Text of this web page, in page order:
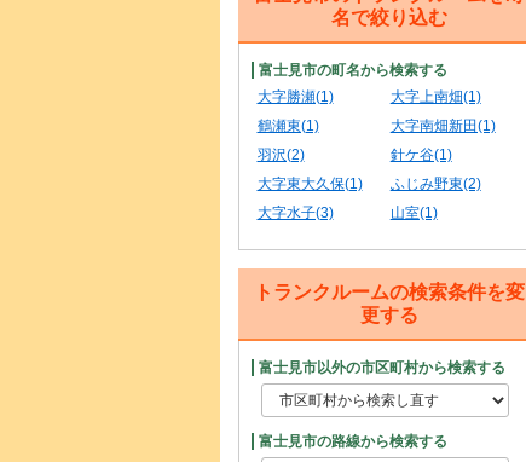
名で絞り込む
富士見市の町名から検索する
大字勝瀬(1)
大字上南畑(1)
鶴瀬東(1)
大字南畑新田(1)
羽沢(2)
針ケ谷(1)
大字東大久保(1)
ふじみ野東(2)
大字水子(3)
山室(1)
トランクルームの検索条件を変
更する
富士見市以外の市区町村から検索する
富士見市の路線から検索する